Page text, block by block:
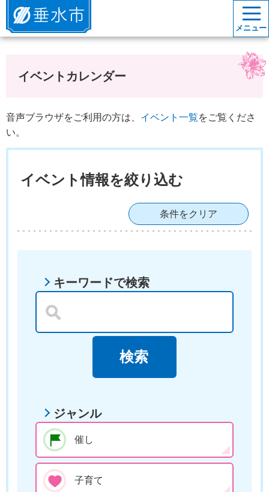
垂水市
メニュー
イベントカレンダー
音声ブラウザをご利用の方は、 イベント一覧をご覧くださ
い。
イベント情報を絞り込む
条件をクリア
キーワードで検索
ジャンル
催し
子育て